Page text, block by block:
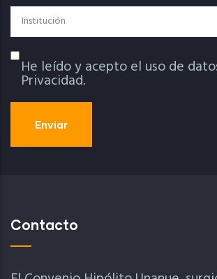
Institución
Política De Privacidad
He leído y acepto el uso de
Privacidad.
Contacto